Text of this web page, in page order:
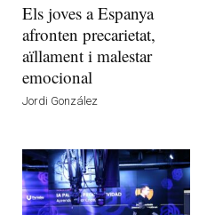
Els joves a Espanya
afronten precarietat,
aïllament i malestar
emocional
Jordi González